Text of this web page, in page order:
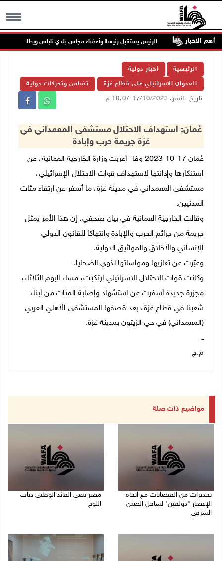
MENU أهم الاخبار
جنين الرئيس يستقبل رئيسة وأعضاء مجلس بلدي نابلس ويطلع على خطط
الرئيسية أخبار دولية
العدوان الاسرائيلي على قطاع غزة تضامن وتحركات دولية
تاريخ النشر: 17/10/2023 10:07 م
عُمان: استهداف الاحتلال مستشفى المعمداني في
غزة جريمة حرب وإبادة
عُمان 17-10-2023 وفا- أعربت وزارة الخارجية العمانية، عن
استنكارها وإدانتها لاستهداف قوات الاحتلال الإسرائيلي،
مستشفى المعمداني في مدينة غزة، ما أسفر عن ارتقاء مئات
المدنيين.
وقالت الخارجية العمانية في بيان صحفي، إن هذا الأمر يمثل
جريمة من جرائم الحرب والإبادة وانتهاكا للقانون الدولي
الإنساني والأخلاق والمواثيق الدولية.
وعبّرت عن تعازيها ومواساتها لذوي الضحايا.
وكانت قوات الاحتلال الإسرائيلي ارتكبت، مساء اليوم الثلاثاء،
مجزرة جديدة أسفرت عن استشهاد وإصابة المئات من أبناء
شعبنا في قطاع غزة، بعد قصفها المستشفى الأهلي العربي
(المعمداني) في حي الزيتون بمدينة غزة.
ــ
م.ج
مواضيع ذات صلة
تحذيرات من الفيضانات مع اتجاه
الإعصار "دولفين" لساحل الصين
الشرقي
مصر تنعى القائد الوطني دياب
اللوح